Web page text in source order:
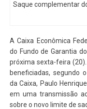
Saque complementar
A Caixa Econômica
do Fundo de Garantia
próxima sexta-feira
beneficiadas, segundo
da Caixa, Paulo
em uma transmissão
sobre o novo limite de